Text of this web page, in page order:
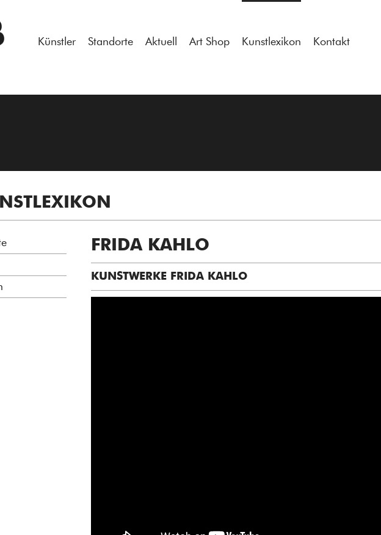
21/d13550920/htdocs/gcb/gcb_v2/wp-content/themes/gcb_v2/index.php
Künstler Standorte Aktuell Art Shop Kunstlexikon Kontakt
FRIDA KAHLO
KUNSTWERKE FRIDA KAHLO